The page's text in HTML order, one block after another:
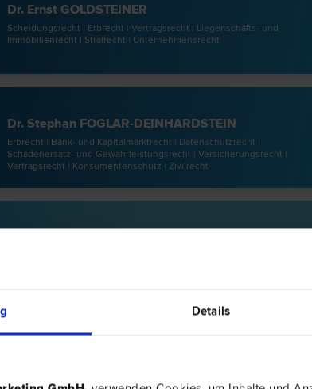
Details
Dr. Ernst GOLDSTEINER
Scheidungs­recht | Erb­recht | Vertrags­recht | Liegenschafts- und
Immobilien­recht | Straf­recht | Unternehmens­recht
Dr. Stephan FOGLAR-DEINHARDSTEIN
Erb­recht | Bank- und Kapitalmarkt­recht | Datenschutz­recht |
Schadenersatz- und Gewährleistungs­recht | Versicherungs­recht |
Vertrags­recht | Konsumentenschutz | Zivil­recht
| Liegenschafts- und Immobilien­recht | Bau­recht